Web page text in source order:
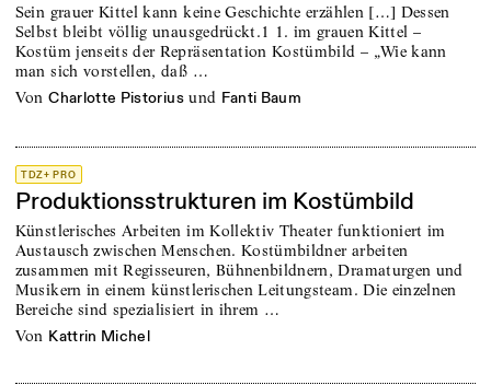
Sein grauer Kittel kann keine Geschichte erzählen […] Dessen
Selbst bleibt völlig unausgedrückt.1 1. im grauen Kittel –
Kostüm jenseits der Repräsentation Kostümbild – „Wie kann
man sich vorstellen, daß …
von Charlotte Pistorius und Fanti Baum
TDZ+ PRO
Produktionsstrukturen im Kostümbild
Künstlerisches Arbeiten im Kollektiv Theater funktioniert im
Austausch zwischen Menschen. Kostümbildner arbeiten
zusammen mit Regisseuren, Bühnenbildnern, Dramaturgen und
Musikern in einem künstlerischen Leitungsteam. Die einzelnen
Bereiche sind spezialisiert in ihrem …
von Kattrin Michel